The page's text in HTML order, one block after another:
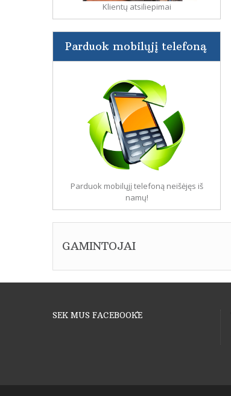
Klientų atsiliepimai
Parduok mobilųjį telefoną
Parduok mobilųjį telefoną neišėjęs iš
namų!
GAMINTOJAI
SEK MUS FACEBOOK`E